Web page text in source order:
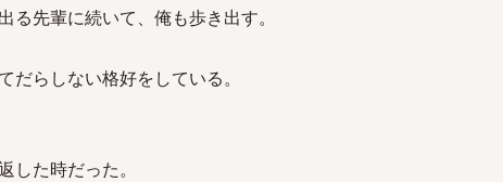
る先輩に続いて、俺も歩き出す。
らしない格好をしている。
した時だった。